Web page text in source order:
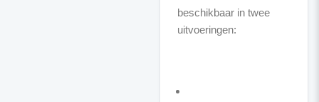
beschikbaar in twee
uitvoeringen: